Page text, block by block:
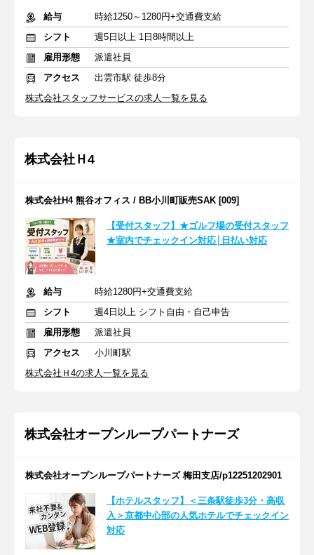
給与
時給1250～1280円+交通費支給
シフト
週5日以上 1日8時間以上
雇用形態
派遣社員
アクセス
出雲市駅 徒歩8分
株式会社スタッフサービスの求人一覧を見る
株式会社Ｈ4
株式会社H4 熊谷オフィス / BB小川町販売SAK [009]
【受付スタッフ】★ゴルフ場の受付スタッフ
★室内でチェックイン対応│日払い対応
給与
時給1280円+交通費支給
シフト
週4日以上 シフト自由・自己申告
雇用形態
派遣社員
アクセス
小川町駅
株式会社Ｈ4の求人一覧を見る
株式会社オープンループパートナーズ
株式会社オープンループパートナーズ 梅田支店/p12251202901
【ホテルスタッフ】＜三条駅徒歩3分・高収
入＞京都中心部の人気ホテルでチェックイン
対応